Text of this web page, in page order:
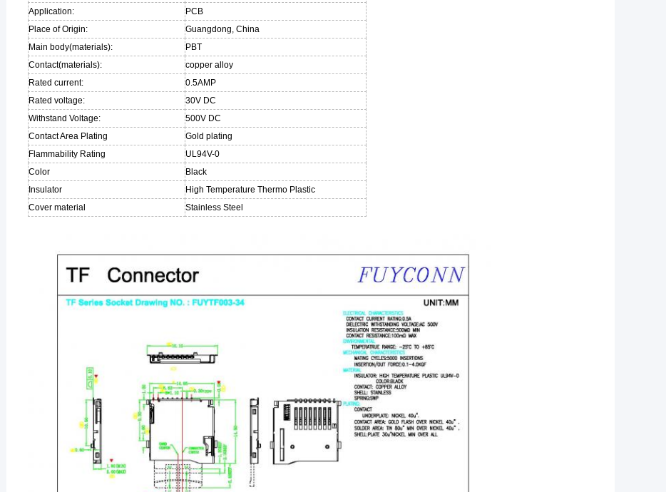
Application:
PCB
Place of Origin:
Guangdong, China
Main body(materials):
PBT
Contact(materials):
copper alloy
Rated current:
0.5AMP
Rated voltage:
30V DC
Withstand Voltage:
500V DC
Contact Area Plating
Gold plating
Flammability Rating
UL94V-0
Color
Black
Insulator
High Temperature Thermo Plastic
Cover material
Stainless Steel